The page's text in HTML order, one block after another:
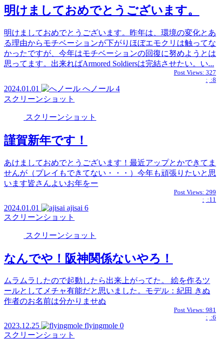
明けましておめでとうございます。
明けましておめでとうございます。昨年は、環境の変化とあ
る理由からモチベーションが下がりほぼエモクリは触ってな
かったですが、今年はモチベーションの回復に努めようとは
思ってます。出来ればArmored Soldiersは完結させたい。い...
Post Views: 327
: :8
2024.01.01 へノール 4
スクリーンショット
スクリーンショット
謹賀新年です！
あけましておめでとうございます！最近アップとかできてま
せんが（プレイもできてない・・・）今年も頑張りたいと思
います皆さんよいお年をー
Post Views: 299
: :11
2024.01.01 ajisai 6
スクリーンショット
スクリーンショット
なんでや！阪神関係ないやろ！
ムラムラしたので起動したら出来上がってた。 絵を作るツ
ールとしてメチャ有能だと思いました。モデル：紀田 きぬ
作者のお名前は分かりませぬ
Post Views: 981
: :6
2023.12.25 flyingmole 0
スクリーンショット